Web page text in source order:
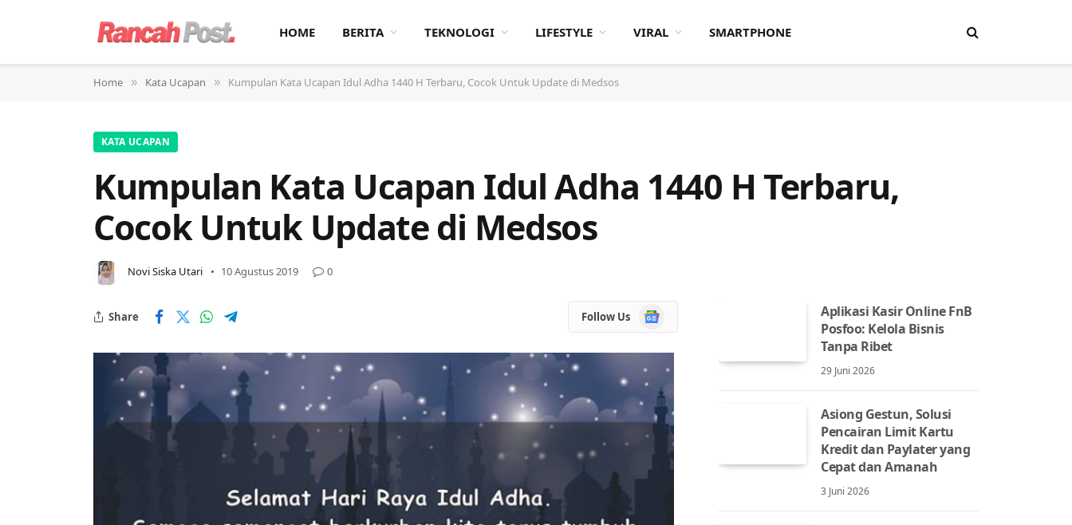
HOME BERITA TEKNOLOGI LIFESTYLE VIRAL SMARTPHONE
Home » Kata Ucapan » Kumpulan Kata Ucapan Idul Adha 1440 H Terbaru, Cocok Untuk Update di Medsos
KATA UCAPAN
Kumpulan Kata Ucapan Idul Adha 1440 H Terbaru,
Cocok Untuk Update di Medsos
Novi Siska Utari 10 Agustus 2019 0
Share Follow Us
Google
News
Aplikasi Kasir Online FnB
Posfoo: Kelola Bisnis
Tanpa Ribet
29 Juni 2026
Asiong Gestun, Solusi
Pencairan Limit Kartu
Kredit dan Paylater yang
Cepat dan Amanah
3 Juni 2026